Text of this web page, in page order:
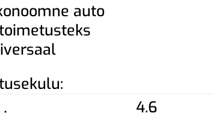
auto
4.6